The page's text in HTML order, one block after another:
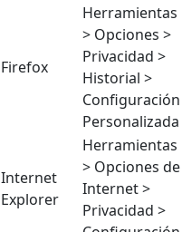
Firefox
Herramientas
> Opciones >
Privacidad >
Historial >
Configuración
Personalizada
Internet
Explorer
Herramientas
> Opciones de
Internet >
Privacidad >